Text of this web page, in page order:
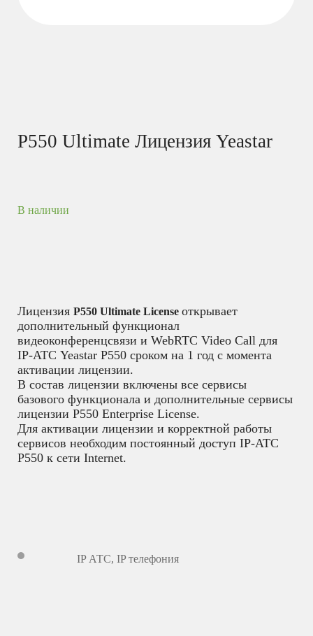
P550 Ultimate Лицензия Yeastar
В наличии
Лицензия P550 Ultimate License открывает
дополнительный функционал
видеоконференцсвязи и WebRTC Video Call для
IP-АТС Yeastar P550 сроком на 1 год с момента
активации лицензии.
В состав лицензии включены все сервисы
базового функционала и дополнительные сервисы
лицензии P550 Enterprise License.
Для активации лицензии и корректной работы
сервисов необходим постоянный доступ IP-АТС
P550 к сети Internet.
IP АТС, IP телефония